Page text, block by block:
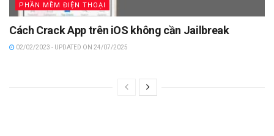
PHẦN MỀM ĐIỆN THOẠI
Cách Crack App trên iOS không cần Jailbreak
02/02/2023 - UPDATED ON 24/07/2025